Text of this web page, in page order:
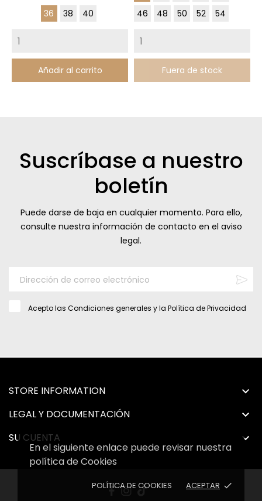
En el siguiente enlace puede revisar nuestra
política de Cookies
POLÍTICA DE COOKIES ACEPTAR done
36 38 40
Añadir al carrito
46
48 50 52 54
Fuera de stock
Suscríbase a nuestro
boletín
Puede darse de baja en cualquier momento. Para ello,
consulte nuestra información de contacto en el aviso
legal.
Acepto las Condiciones generales y la Política de Privacidad
STORE INFORMATION 
LEGAL Y DOCUMENTACIÓN 
SU CUENTA 